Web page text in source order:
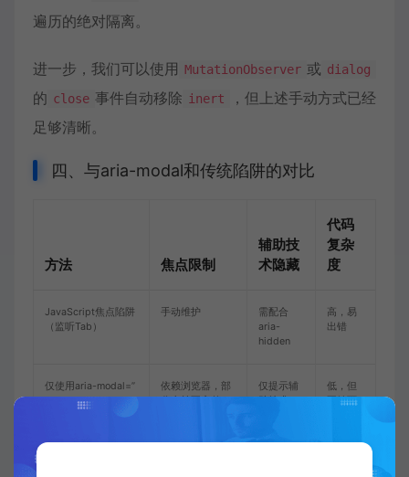
遍历的绝对隔离。
进一步，我们可以使用 MutationObserver 或 dialog
的 close 事件自动移除 inert
，但上述手动方式已经
足够清晰。
四、与aria-modal和传统陷阱的对比
方法 焦点限制
辅助技
术隐藏
代码
复杂
度
JavaScript焦点陷阱
（监听Tab）
手动维护
需配合
aria-
hidden
高，易
出错
仅使用aria-modal=”
true”
依赖浏览器，部
分支持不完整
仅提示辅
助技术
低，但
不够可